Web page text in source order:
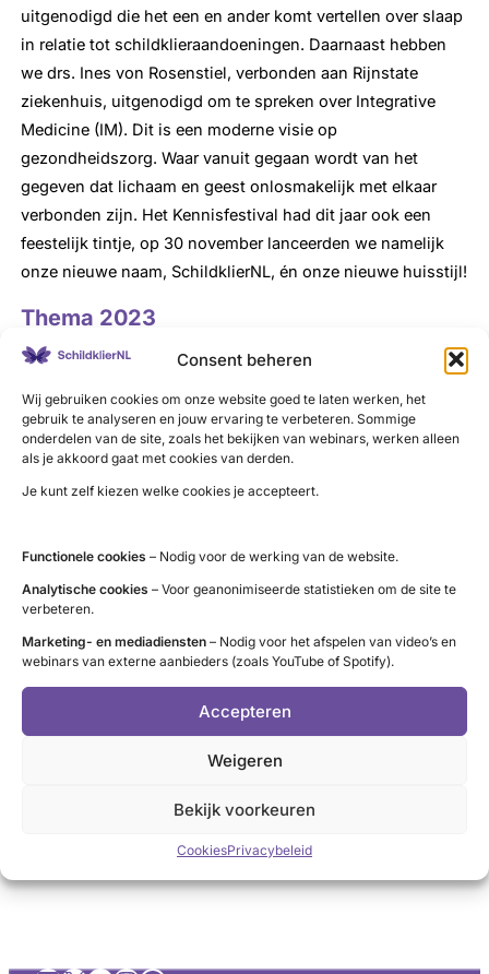
Consent beheren
Wij gebruiken cookies om onze website goed te laten werken, het
gebruik te analyseren en jouw ervaring te verbeteren. Sommige
onderdelen van de site, zoals het bekijken van webinars, werken alleen
als je akkoord gaat met cookies van derden.
Je kunt zelf kiezen welke cookies je accepteert.
Functionele cookies – Nodig voor de werking van de website.
Analytische cookies – Voor geanonimiseerde statistieken om de site te
verbeteren.
Marketing- en mediadiensten – Nodig voor het afspelen van video’s en
webinars van externe aanbieders (zoals YouTube of Spotify).
Accepteren
Weigeren
Bekijk voorkeuren
CookiesPrivacybeleid
uitgenodigd die het een en ander komt vertellen over slaap
in relatie tot schildklieraandoeningen. Daarnaast hebben
we drs. Ines von Rosenstiel, verbonden aan Rijnstate
ziekenhuis, uitgenodigd om te spreken over Integrative
Medicine (IM). Dit is een moderne visie op
gezondheidszorg. Waar vanuit gegaan wordt van het
gegeven dat lichaam en geest onlosmakelijk met elkaar
verbonden zijn. Het Kennisfestival had dit jaar ook een
feestelijk tintje, op 30 november lanceerden we namelijk
onze nieuwe naam, SchildklierNL, én onze nieuwe huisstijl!
Thema 2023
Op zaterdag 25 november is het thema complementaire
zorg. SchildklierNL is zich aan het oriënteren hoe we met
de toenemende vraag naar informatie over aanvullende
zorg in relatie tot schildklieraandoeningen moeten
waardevolle, onderbouwde handreiking kunnen doen aan
gebruiken of reeds gebruiken.
Thema 2022
Op 19 november 2022 was het thema multimorbiditeit. Dit
aandoeningen in één patiënt, een nieuw speerpunt voor
SchildklierNL.
Het Kennisfestival heeft opgeleverd: een webinar over
multimorbiditeit, onder chronisch zieken en onder